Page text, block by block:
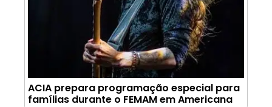
ACIA prepara programação especial para
famílias durante o FEMAM em Americana